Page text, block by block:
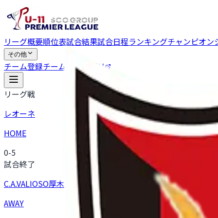
リーグ概要順位表試合結果試合日程ランキングチャンピオン
その他
チーム登録チーム向けアプリ
リーグ戦
レオーネ
HOME
0-5
試合終了
C.A.VALIOSO厚木
AWAY